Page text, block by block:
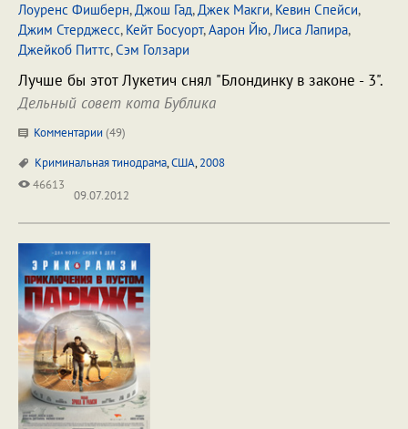
Лоуренс Фишберн,Джош Гад,Джек Макги, Кевин Спейси,
Джим Стерджесс, Кейт Босуорт,Аарон Йю,Лиса Лапира,
Джейкоб Питтс,Сэм Голзари
Лучше бы этот Лукетич снял "Блондинку в законе - 3".
Дельный совет кота Бублика
Комментарии (49)
Криминальная тинодрама,США,2008
46613
09.07.2012